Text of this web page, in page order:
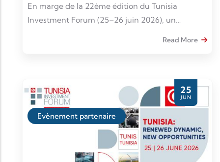
En marge de la 22ème édition du Tunisia
Investment Forum (25–26 juin 2026), un
Read More
25
JUN
Evènement partenaire